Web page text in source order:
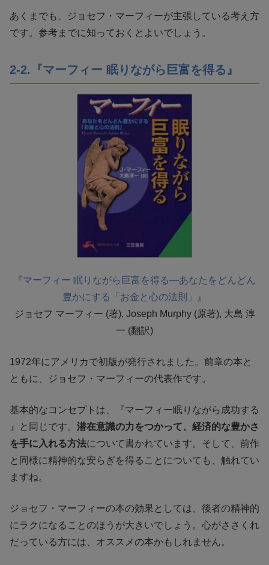
あくまでも、ジョセフ・マーフィーが主張している考え方
です。参考までに知っておくとよいでしょう。
2-2.『マーフィー 眠りながら巨富を得る』
『マーフィー 眠りながら巨富を得る―あなたをどんどん
豊かにする「お金と心の法則」
』
ジョセフ マーフィー (著), Joseph Murphy (原著), 大島 淳
一 (翻訳)
1972年にアメリカで初版が発行されました。前章の本と
ともに、ジョセフ・マーフィーの代表作です。
基本的なコンセプトは、『マーフィー眠りながら成功する
』と同じです。 潜在意識の力をつかって、経済的な豊かさ
を手に入れる方法について書かれています。そして、前作
と同様に精神的な安らぎを得ることについても、触れてい
ますね。
ジョセフ・マーフィーの本の効果としては、後者の精神的
にラクになることのほうが大きいでしょう。心がささくれ
だっている方には、オススメの本かもしれません。